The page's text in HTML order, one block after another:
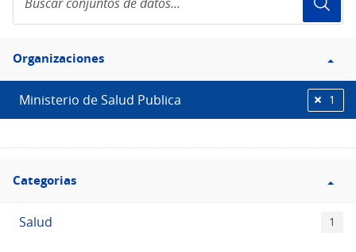
conjuntos
de
Filtro
Organizaciones
Organizaciones
Ministerio de Salud Publica 1
Filtro
Categorias
Categorias
Salud 1